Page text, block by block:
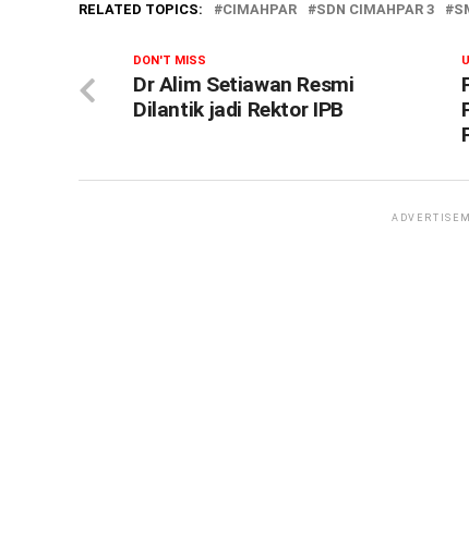
RELATED TOPICS: CIMAHPAR SDN CIMAHPAR 3
DON'T MISS
Dr Alim Setiawan Resmi
Dilantik jadi Rektor IPB